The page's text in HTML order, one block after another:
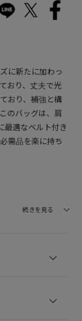
に新たに加わっ
おり、丈夫で光
おり、補強と構
のバッグは、肩
最適なベルト付き
需品を楽に持ち
続きを見る